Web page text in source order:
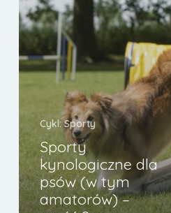
tym
amatorów)
–
część
2
Cykl: Sporty
Sporty
kynologiczne dla
psów (w tym
amatorów) –